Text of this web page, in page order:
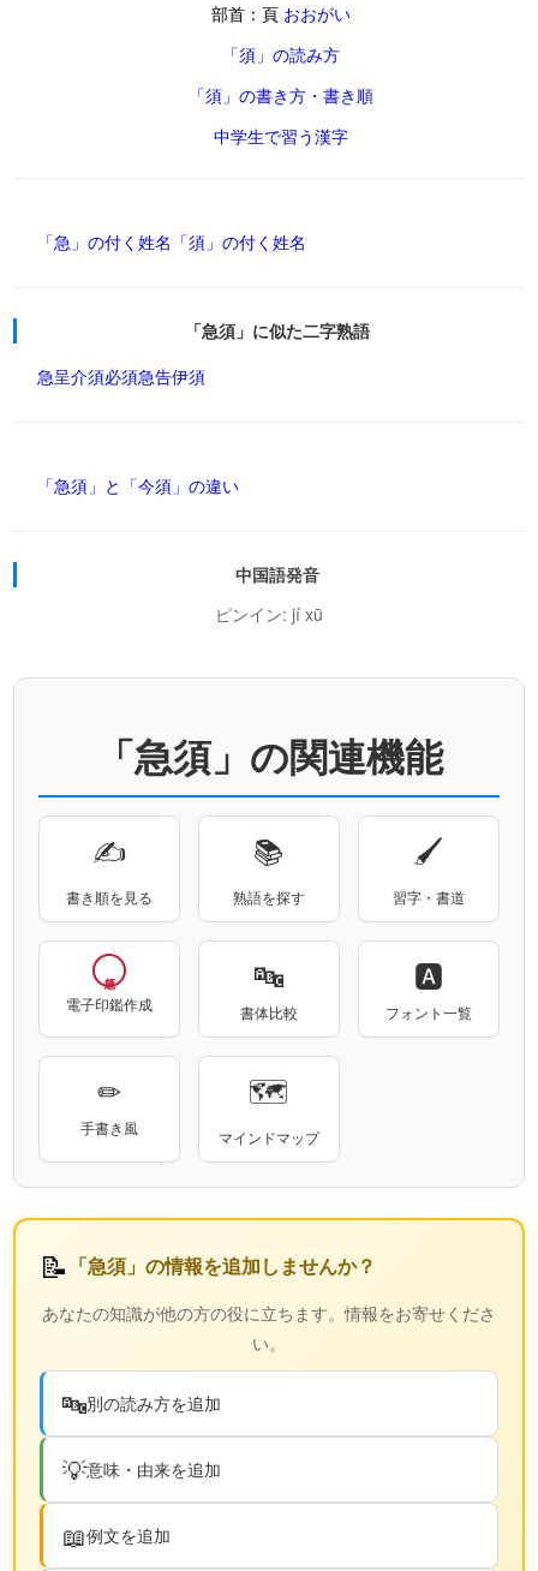
部首：頁 おおがい
「須」の読み方
「須」の書き方・書き順
中学生で習う漢字
「急」の付く姓名 「須」の付く姓名
「急須」に似た二字熟語
急呈介須必須急告伊須
「急須」と「今須」の違い
中国語発音
ピンイン: jí xū
「急須」の関連機能
✍
書き順を見る
📚
熟語を探す
🖌
習字・書道
電子印鑑作成
🔤
書体比較
🅰
フォント一覧
✏
手書き風
🗺
マインドマップ
📝 「急須」の情報を追加しませんか？
あなたの知識が他の方の役に立ちます。情報をお寄せくださ
い。
🔤別の読み方を追加
💡意味・由来を追加
📖例文を追加